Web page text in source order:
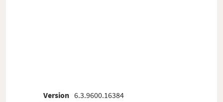
Version 6.3.9600.16384